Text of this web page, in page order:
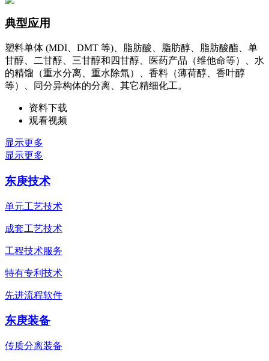
典型应用
塑料单体 (MDI、DMT 等)、脂肪酸、脂肪醇、脂肪酸酯、单
甘醇、二甘醇、三甘醇和四甘醇、医药产品（维他命等）、水
的精馏（重水分离、重水除氚）、香料（薄荷醇、香叶醇
等）、同分异构体的分离、其它精细化工。
资料下载
观看视频
显示更多
显示更多
东庚技术
单元工艺技术
成套工艺技术
工程技术服务
特有专利技术
先进流程软件
东庚装备
传质分离装备